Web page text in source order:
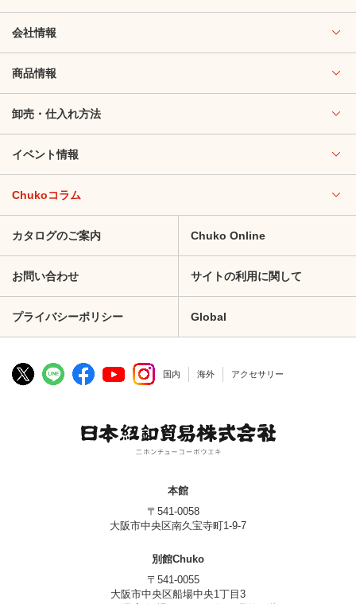
会社情報
商品情報
卸売・仕入れ方法
イベント情報
Chukoコラム
カタログのご案内 Chuko Online
お問い合わせ サイトの利用に関して
プライバシーポリシー Global
国内 海外 アクセサリー
本館
〒541-0058
大阪市中央区南久宝寺町1-9-7
別館Chuko
〒541-0055
大阪市中央区船場中央1丁目3